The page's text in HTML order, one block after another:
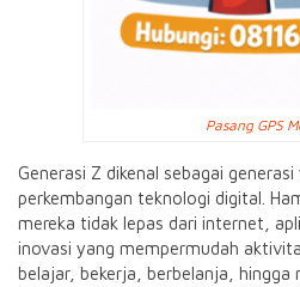
Pasang GPS
Generasi Z dikenal sebagai
perkembangan teknologi digital.
mereka tidak lepas dari internet,
inovasi yang mempermudah
belajar, bekerja, berbelanja, hingga